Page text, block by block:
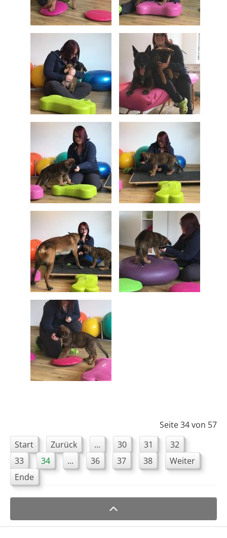
Seite 34 von 57
Start
Zurück ... 30 31
32
33
34 ... 36 37 38
Weiter
Ende